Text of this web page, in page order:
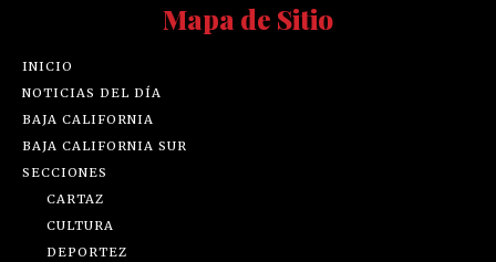
Mapa de Sitio
INICIO
NOTICIAS DEL DÍA
BAJA CALIFORNIA
BAJA CALIFORNIA SUR
SECCIONES
CARTAZ
CULTURA
DEPORTEZ